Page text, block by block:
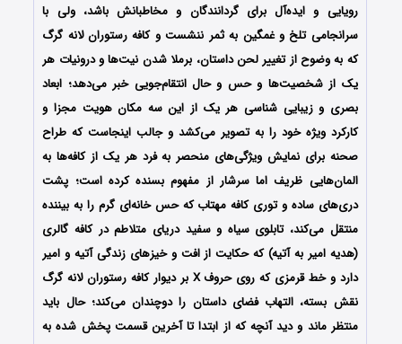
رویایی و ایده‌آل برای گردانندگان و مخاطبانش باشد، ولی با
سرانجامی تلخ و غمگین به ثمر ننشست و کافه رستوران لانه گرگ
که به وضوح از تغییر لحن داستان، برملا شدن نیت‌ها و درونیات هر
یک از شخصیت‌ها و حس و حال انتقام‌جویی خبر می‌دهد؛ ابعاد
بصری و زیبایی شناسی هر یک از این سه مکان هویت مجزا و
کارکرد ویژه خود را به تصویر می‌کشد و جالب اینجاست که طراح
صحنه برای نمایش ویژگی‌های منحصر به فرد هر یک از کافه‌ها به
المان‌هایی ظریف اما سرشار از مفهوم بسنده کرده است؛ پشت
دری‌های ساده و توری کافه مهتاب که حس خانه‌ای گرم را به بیننده
منتقل می‌کند، تابلوی سیاه و سفید دریای متلاطم در کافه گالری
(هدیه امیر به آتیه) که حکایت از افت و خیزهای زندگی آتیه و امیر
دارد و خط قرمزی که روی حروف X بر دیوار کافه رستوران لانه گرگ
نقش بسته، التهاب فضای داستان را دوچندان می‌کند؛ حال باید
منتظر ماند و دید آنچه که از ابتدا تا آخرین قسمت پخش شده به